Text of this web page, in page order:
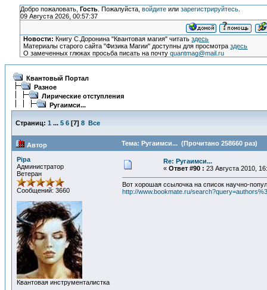
Добро пожаловать, Гость. Пожалуйста, войдитеили зарегистрируйтесь.
09 Августа 2026, 00:57:37
Новости: Книгу С.Доронина "Квантовая магия" читатьздесь
Материалы старого сайта "Физика Магии" доступны для просмотраздесь
О замеченных глюках просьба писать на почтуquantmag@mail.ru
Квантовый Портал
Разное
Лирические отступления
Ругаимси...
Страниц: 1 ... 5 6 [7] 8 Все
Автор Тема: Ругаимси... (Прочитано 258660 раз)
Pipa
Администратор
Ветеран
Сообщений: 3660
Квантовая инструменталистка
Re: Ругаимси...
« Ответ #90 : 23 Августа 2010,
Вот хорошая ссылочка на список научно-
http://www.bookmate.ru/